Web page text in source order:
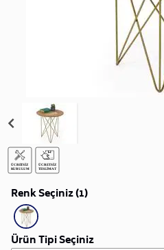
Renk Seçiniz (1)
Ürün Tipi Seçiniz